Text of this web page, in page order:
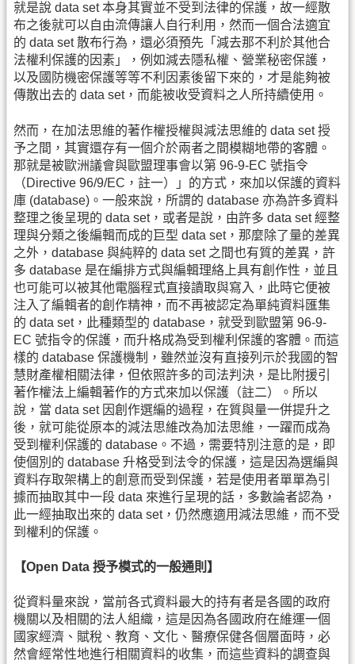
就是說 data set 本身其實並不受到法律的保護，故一經散
布之後就可以自由流傳讓人自行利用，然而一個合法適宜
的 data set 散布行為，還必須預先「減去那不利於其他合
法權利保護的因素」，例如減去隱私權、營業秘密保護，
以及國防機密保護等等不利因素後留下來的，才是能夠被
傳散出去的 data set，而能被收受資料之人所持續使用。
然而，在加法思維的著作權授權與減法思維的 data set 授
予之間，其實還存有一個介於兩者之間模糊地帶的客體。
那就是被歐洲議會與歐盟理事會以第 96-9-EC 號指令
（Directive 96/9/EC，註一）」的方式，來加以保護的資料
庫 (database)。一般來說，所謂的 database 亦為許多資料
整理之後呈現的 data set，或者是說，由許多 data set 經整
理與分類之後編輯而成的巨型 data set，那麼除了量的差異
之外，database 與純粹的 data set 之間也有質的差異，許
多 database 是在編排方式與編輯理絡上具有創作性，並且
也可能可以被其他電腦程式直接讀取與寫入，此時它便被
注入了編輯者的創作精神，而不再被認定為單純資料匯集
的 data set，此種類型的 database，就受到歐盟第 96-9-
EC 號指令的保護，而升格成為受到權利保護的客體。而這
樣的 database 保護機制，雖然並沒有直接列示於我國的智
慧財產權相關法律，但依照許多的司法判決，是比附援引
著作權法上編輯著作的方式來加以保護（註二）。所以
說，當 data set 因創作選編的過程，在質與量一併提升之
後，就可能從原本的減法思維改為加法思維，一躍而成為
受到權利保護的 database。不過，需要特別注意的是，即
使個別的 database 升格受到法令的保護，這是因為選編與
資料存取架構上的創意而受到保護，若是使用者單單為引
據而抽取其中一段 data 來進行呈現的話，多數論者認為，
此一經抽取出來的 data set，仍然應適用減法思維，而不受
到權利的保護。
【Open Data 授予模式的一般通則】
從資料量來說，當前各式資料最大的持有者是各國的政府
機關以及相關的法人組織，這是因為各國政府在維運一個
國家經濟、賦稅、教育、文化、醫療保健各個層面時，必
然會經常性地進行相關資料的收集，而這些資料的調查與